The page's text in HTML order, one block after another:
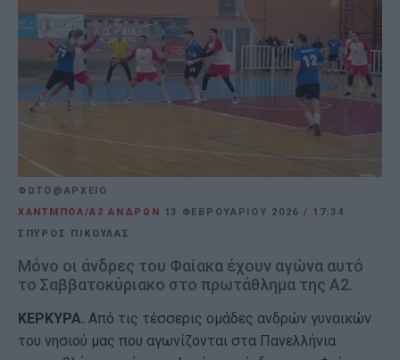
ΦΩΤΟ@ΑΡΧΕΙΟ
ΧΑΝΤΜΠΟΛ/Α2 ΑΝΔΡΩΝ 13 ΦΕΒΡΟΥΑΡΊΟΥ 2026 / 17:34
ΣΠΥΡΟΣ ΠΙΚΟΥΛΑΣ
Μόνο οι άνδρες του Φαίακα έχουν αγώνα αυτό
το Σαββατοκύριακο στο πρωτάθλημα της Α2.
ΚΕΡΚΥΡΑ. Από τις τέσσερις ομάδες ανδρών γυναικών
του νησιού μας που αγωνίζονται στα Πανελλήνια